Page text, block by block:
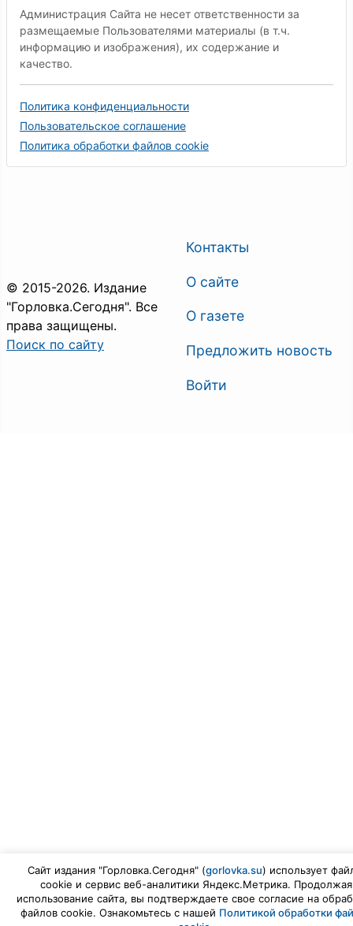
Администрация Сайта не несет ответственности за
размещаемые Пользователями материалы (в т.ч.
информацию и изображения), их содержание и
качество.
Политика конфиденциальности
Пользовательское соглашение
Политика обработки файлов cookie
© 2015-2026. Издание
"Горловка.Сегодня". Все
права защищены.
Поиск по сайту
Контакты
О сайте
О газете
Предложить новость
Войти
Сайт издания "Горловка.Сегодня" (gorlovka.su) использует
cookie и сервис веб-аналитики Яндекс.Метрика. Продолжая
использование сайта, вы подтверждаете свое согласие на
файлов cookie. Ознакомьтесь с нашей Политикой обработки